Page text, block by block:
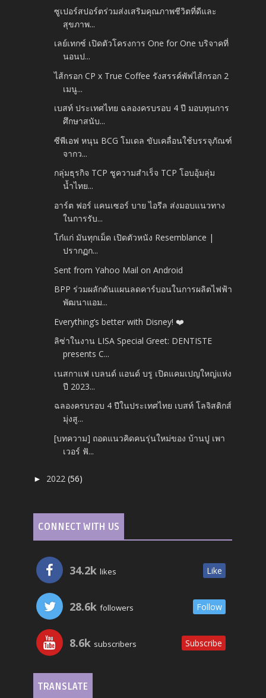
ซูเปอร์สปอร์ตร่วมส่งเสริมคุณภาพชีวิตที่ดีและ
สุขภาพ...
เลย์เทกซ์ เปิดตัวโครงการ One for One บริจาคที่
นอนป...
ไส้กรอก CP x True Coffee รังสรรค์พัฟไส้กรอก 2
เมนู...
เบสท์ ประเทศไทย ฉลองครบรอบ 4 ปี มอบทุนการ
ศึกษาสนับ...
ซีพีเอฟ หนุน BCG โมเดล ขับเคลื่อนใช้บรรจุภัณฑ์
จากว...
กลุ่มธุรกิจ TCP ชูความสำเร็จ TCP โอบอุ้มลุ่ม
น้ำไทย...
อาร์ต ฟอร์ แคนเซอร์ บาย ไอรีล ส่งมอบแนวทาง
ในการรับ...
โก๋แก่ มันทุกเม็ด เปิดตัวหนัง Resemblance |
ปรากฏก...
Sent from Yahoo Mail on Android
BPP ร่วมผลักดันแผนลดคาร์บอนในการผลิตไฟฟ้า
พัฒนาแอม...
Everything’s better with Disney! ❤️
ลิซ่าในงาน LISA Special Greet: DENTISTE
presents C...
เนสกาแฟ เบลนด์ แอนด์ บรู เปิดแคมเปญใหญ่แห่ง
ปี 2023...
ฉลองครบรอบ 4 ปีในประเทศไทย เบสท์ โลจิสติกส์
มุ่งสู...
[บทความ] ถอดแนวคิดคนรุ่นใหม่ของ บ้านปู เพา
เวอร์ ฟั...
► 2022(56)
CONNECT WITH US
34.2k likes Like
28.6k followers Follow
8.6k subscribers Subscribe
TRANSLATE